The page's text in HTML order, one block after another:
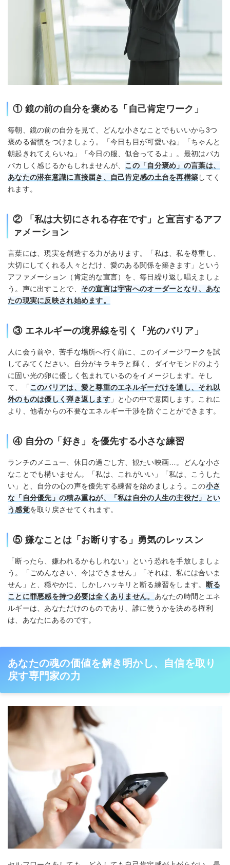
① 鏡の前の自分を褒める「自己肯定ワーク」
毎朝、鏡の前の自分を見て、どんな小さなことでもいいから3つ
褒める習慣をつけましょう。「今日も目が可愛いね」「ちゃんと
朝起きれてえらいね」「今日の服、似合ってるよ」。最初はバカ
バカしく感じるかもしれませんが、 この「自分褒め」の言葉は、
あなたの潜在意識に直接届き、自己肯定感の土台を再構築してく
れます。
② 「私は大切にされる存在です」と宣言するアフ
ァメーション
言葉には、現実を創造する力があります。「私は、私を尊重し、
大切にしてくれる人々とだけ、愛のある関係を築きます」という
アファメーション（肯定的な宣言）を、毎日繰り返し唱えましょ
う。声に出すことで、 その宣言は宇宙へのオーダーとなり、あな
たの現実に反映され始めます。
③ エネルギーの境界線を引く「光のバリア」
人に会う前や、苦手な場所へ行く前に、このイメージワークを試
してみてください。自分がキラキラと輝く、ダイヤモンドのよう
に固い光の卵に優しく包まれているのをイメージします。そし
て、「このバリアは、愛と尊重のエネルギーだけを通し、それ以
外のものは優しく弾き返します」と心の中で意図します。これに
より、他者からの不要なエネルギー干渉を防ぐことができます。
④ 自分の「好き」を優先する小さな練習
ランチのメニュー、休日の過ごし方、観たい映画…。どんな小さ
なことでも構いません。「私は、これがいい」「私は、こうした
い」と、自分の心の声を優先する練習を始めましょう。この小さ
な「自分優先」の積み重ねが、「私は自分の人生の主役だ」とい
う感覚を取り戻させてくれます。
⑤ 嫌なことは「お断りする」勇気のレッスン
「断ったら、嫌われるかもしれない」という恐れを手放しましょ
う。「ごめんなさい、今はできません」「それは、私には合いま
せん」と、穏やかに、しかしハッキリと断る練習をします。
断る
ことに罪悪感を持つ必要は全くありません。 あなたの時間とエネ
ルギーは、あなただけのものであり、誰に使うかを決める権利
は、あなたにあるのです。
あなたの魂の価値を解き明かし、自信を取り
戻す専門家の力